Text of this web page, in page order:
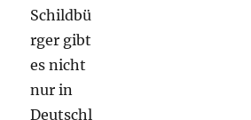
Schildbü
rger gibt
es nicht
nur in
Deutschl